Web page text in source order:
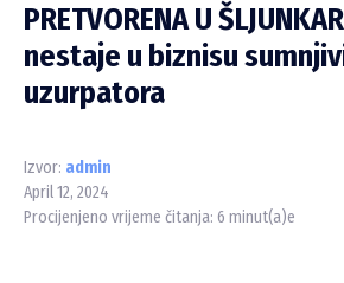
PRETVORENA U
nestaje u biznisu
uzurpatora
Izvor: admin
April 12, 2024
Procijenjeno vrijeme čitanja: 6 minut(a)e